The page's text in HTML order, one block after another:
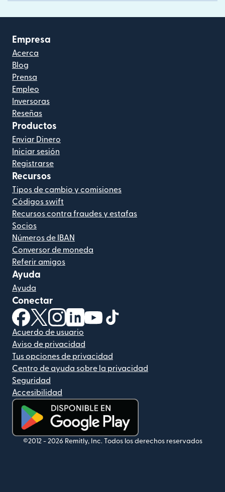
Empresa
Acerca
Blog
Prensa
Empleo
Inversoras
Reseñas
Productos
Enviar Dinero
Iniciar sesión
Registrarse
Recursos
Tipos de cambio y comisiones
Códigos swift
Recursos contra fraudes y estafas
Socios
Números de IBAN
Conversor de moneda
Referir amigos
Ayuda
Ayuda
Conectar
(se abre en una ventana nueva)
(se abre en una ventana nueva)
(se abre en una ventana nueva)
(se abre en una ventana nueva)
(se abre en una ventana nueva)
Acuerdo de usuario
Aviso de privacidad
Tus opciones de privacidad
Centro de ayuda sobre la privacidad
Seguridad
Accesibilidad
(se abre en una ventana nueva)
©2012 - 2026 Remitly, Inc. Todos los derechos reservados